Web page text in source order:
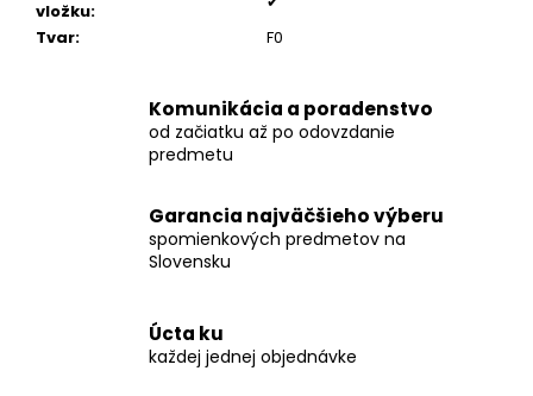
vložku:
Tvar: F0
Komunikácia a poradenstvo
od začiatku až po odovzdanie
predmetu
Garancia najväčšieho výberu
spomienkových predmetov na
Slovensku
Úcta ku
každej jednej objednávke
€160